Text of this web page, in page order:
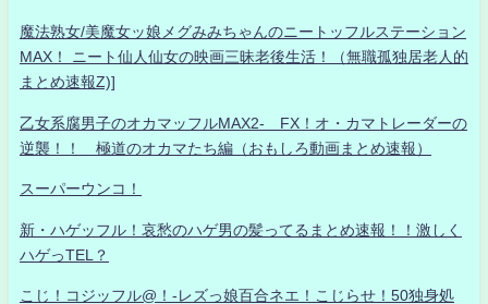
魔法熟女/美魔女ッ娘メグみみちゃんのニートッフルステーション
MAX！ ニート仙人仙女の映画三昧老後生活！（無職孤独居老人的
まとめ速報Z)]
乙女系腐男子のオカマッフルMAX2- FX！オ・カマトレーダーの
逆襲！！ 極道のオカマたち編（おもしろ動画まとめ速報）
スーパーウンコ！
新・ハゲッフル！哀愁のハゲ男の髪ってるまとめ速報！！激しく
ハゲっTEL？
こじ！コジッフル@！-レズっ娘百合ネエ！こじらせ！50独身処